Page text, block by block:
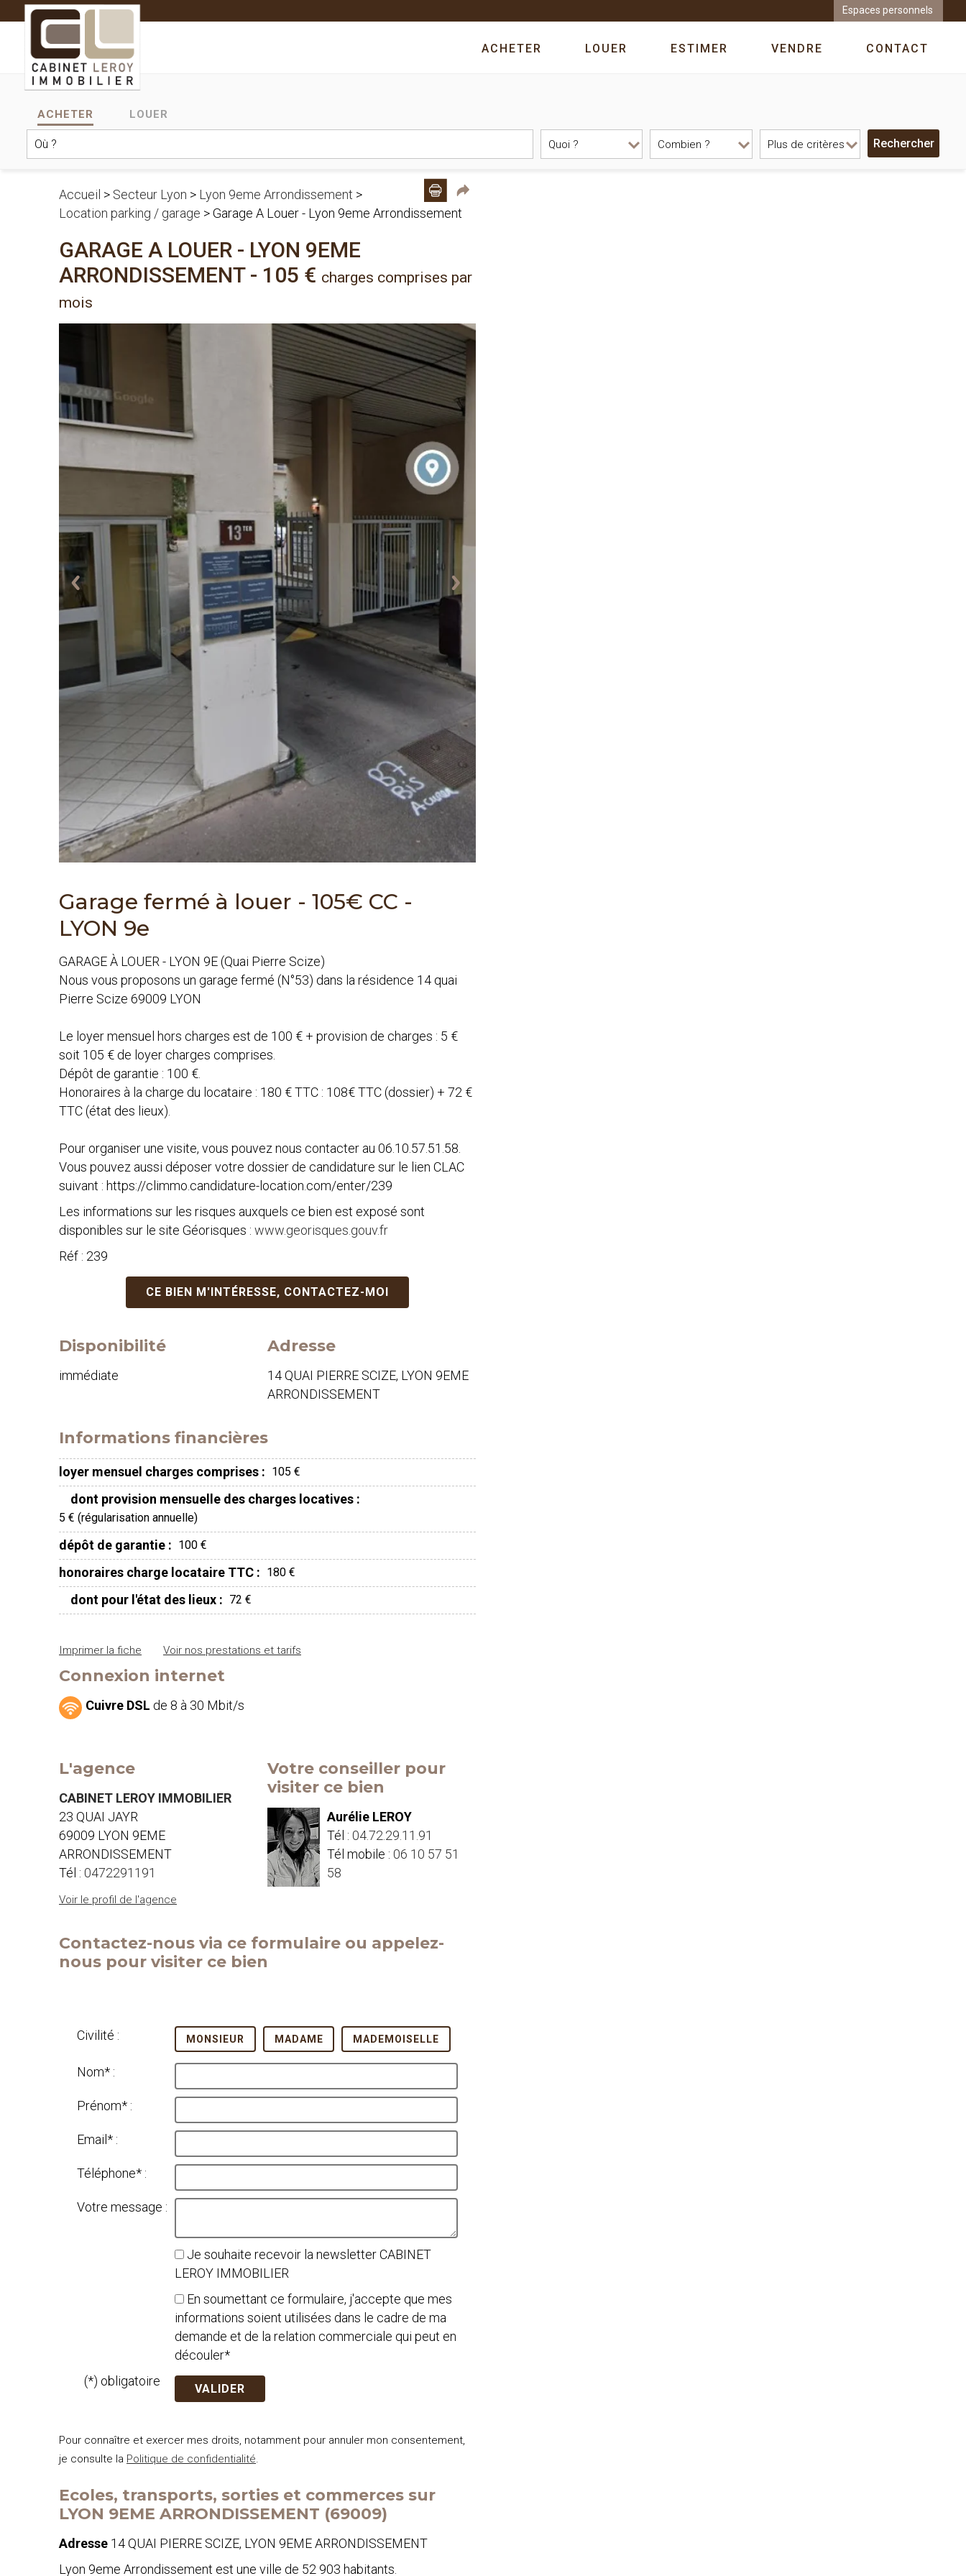
Espaces personnels
ACHETER LOUER ESTIMER VENDRE CONTACT
ACHETER LOUER
Accueil > Secteur Lyon > Lyon 9eme Arrondissement >
Location parking / garage >Garage A Louer - Lyon 9eme Arrondissement
GARAGE A LOUER - LYON 9EME
ARRONDISSEMENT- 105 € charges comprises par
mois
Garage fermé à louer - 105€ CC -
LYON 9e
GARAGE À LOUER - LYON 9E (Quai Pierre Scize)
Nous vous proposons un garage fermé (N°53) dans la résidence 14 quai
Pierre Scize 69009 LYON
Le loyer mensuel hors charges est de 100 € + provision de charges : 5 €
soit 105 € de loyer charges comprises.
Dépôt de garantie : 100 €.
Honoraires à la charge du locataire : 180 € TTC : 108€ TTC (dossier) + 72 €
TTC (état des lieux).
Pour organiser une visite, vous pouvez nous contacter au 06.10.57.51.58.
Vous pouvez aussi déposer votre dossier de candidature sur le lien CLAC
suivant : https://climmo.candidature-location.com/enter/239
Les informations sur les risques auxquels ce bien est exposé sont
disponibles sur le site Géorisques : www.georisques.gouv.fr
Réf : 239
CE BIEN M'INTÉRESSE, CONTACTEZ-MOI
Disponibilité
immédiate
Adresse
14 QUAI PIERRE SCIZE, LYON 9EME
ARRONDISSEMENT
Informations financières
loyer mensuel charges comprises : 105 €
dont provision mensuelle des charges locatives :
5 € (régularisation annuelle)
dépôt de garantie : 100 €
honoraires charge locataire TTC : 180 €
dont pour l'état des lieux : 72 €
Imprimer la fiche Voir nos prestations et tarifs
Connexion internet
Cuivre DSL de 8 à 30 Mbit/s
L'agence
CABINET LEROY IMMOBILIER
23 QUAI JAYR
69009 LYON 9EME
ARRONDISSEMENT
Tél : 0472291191
Voir le profil de l'agence
Votre conseiller pour
visiter ce bien
Aurélie LEROY
Tél : 04.72.29.11.91
Tél mobile : 06 10 57 51
58
Contactez-nous via ce formulaire ou appelez-
nous pour visiter ce bien
Civilité : MONSIEUR MADAME MADEMOISELLE
Nom* :
Prénom* :
Email* :
Téléphone* :
Votre message :
Je souhaite recevoir la newsletter CABINET
LEROY IMMOBILIER
En soumettant ce formulaire, j'accepte que mes
informations soient utilisées dans le cadre de ma
demande et de la relation commerciale qui peut en
découler*
(*) obligatoire
Pour connaître et exercer mes droits, notamment pour annuler mon consentement,
je consulte la Politique de confidentialité.
Ecoles, transports, sorties et commerces sur
LYON 9EME ARRONDISSEMENT (69009)
Adresse 14 QUAI PIERRE SCIZE, LYON 9EME ARRONDISSEMENT
Lyon 9eme Arrondissement est une ville de 52 903 habitants.